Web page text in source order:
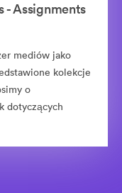
Assignments
mediów jako
kolekcje
o
dotyczących